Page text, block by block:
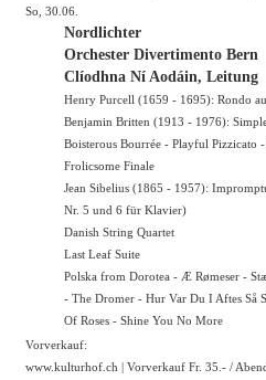
So, 30.06.
Nordlichter
Orchester Divertimento Bern
Clíodhna Ní Aodáin, Leitung
Henry Purcell (1659 - 1695): Rondo
Benjamin Britten (1913 - 1976):
Boisterous Bourrée - Playful Pizzicato
Frolicsome Finale
Jean Sibelius (1865 - 1957):
Nr. 5 und 6 für Klavier)
Danish String Quartet
Last Leaf Suite
Polska from Dorotea - Æ Rømeser -
- The Dromer - Hur Var Du I Aftes Så
Of Roses - Shine You No More
Vorverkauf:
www.kulturhof.ch | Vorverkauf Fr. 35.- /